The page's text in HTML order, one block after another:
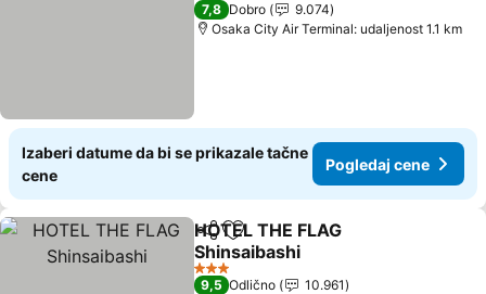
7,8 Dobro
9.074
Osaka City Air Terminal: udaljenost 1.1 km
Izaberi datume da bi se prikazale tačne
cene
Pogledaj cene
Deli Dodati u favorite
HOTEL THE FLAG
Shinsaibashi
Pogledaj cene
3 Zvezdice
9,5 Odlično
10.961